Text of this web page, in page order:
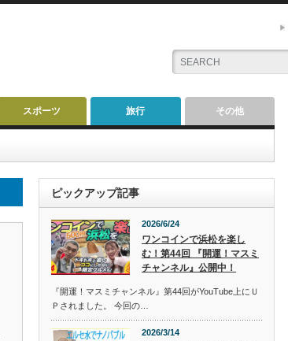
スポーツ 旅行 その他
ピックアップ記事
2026/6/24
ワンコインで浜松を楽し
む！第44回 『開運！マスミ
チャンネル』公開中！
『開運！マスミチャンネル』第44回がYouTube上にＵ
Ｐされました。 今回の…
2026/3/14